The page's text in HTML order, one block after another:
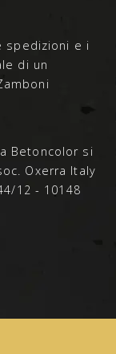
spedizioni e i
di un
Betoncolor si
Oxerra Italy
12 - 10148